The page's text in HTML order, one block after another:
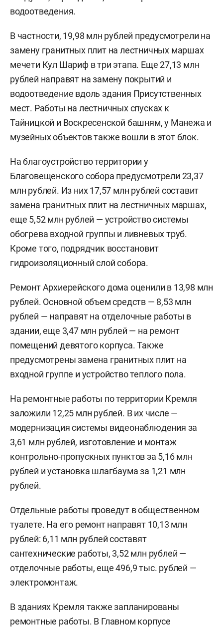
водоотведения.
В частности, 19,98 млн рублей предусмотрели на
замену гранитных плит на лестничных маршах
мечети Кул Шариф в три этапа. Еще 27,13 млн
рублей направят на замену покрытий и
водоотведение вдоль здания Присутственных
мест. Работы на лестничных спусках к
Тайницкой и Воскресенской башням, у Манежа и
музейных объектов также вошли в этот блок.
На благоустройство территории у
Благовещенского собора предусмотрели 23,37
млн рублей. Из них 17,57 млн рублей составит
замена гранитных плит на лестничных маршах,
еще 5,52 млн рублей — устройство системы
обогрева входной группы и ливневых труб.
Кроме того, подрядчик восстановит
гидроизоляционный слой собора.
Ремонт Архиерейского дома оценили в 13,98 млн
рублей. Основной объем средств — 8,53 млн
рублей — направят на отделочные работы в
здании, еще 3,47 млн рублей — на ремонт
помещений девятого корпуса. Также
предусмотрены замена гранитных плит на
входной группе и устройство теплого пола.
На ремонтные работы по территории Кремля
заложили 12,25 млн рублей. В их числе —
модернизация системы видеонаблюдения за
3,61 млн рублей, изготовление и монтаж
контрольно-пропускных пунктов за 5,16 млн
рублей и установка шлагбаума за 1,21 млн
рублей.
Отдельные работы проведут в общественном
туалете. На его ремонт направят 10,13 млн
рублей: 6,11 млн рублей составят
сантехнические работы, 3,52 млн рублей —
отделочные работы, еще 496,9 тыс. рублей —
электромонтаж.
В зданиях Кремля также запланированы
ремонтные работы. В Главном корпусе